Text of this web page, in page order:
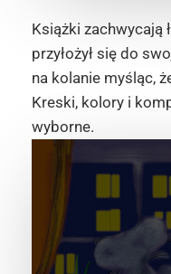
Książki zachwycają
przyłożył się do
na kolanie myśląc,
Kreski, kolory i
wyborne.